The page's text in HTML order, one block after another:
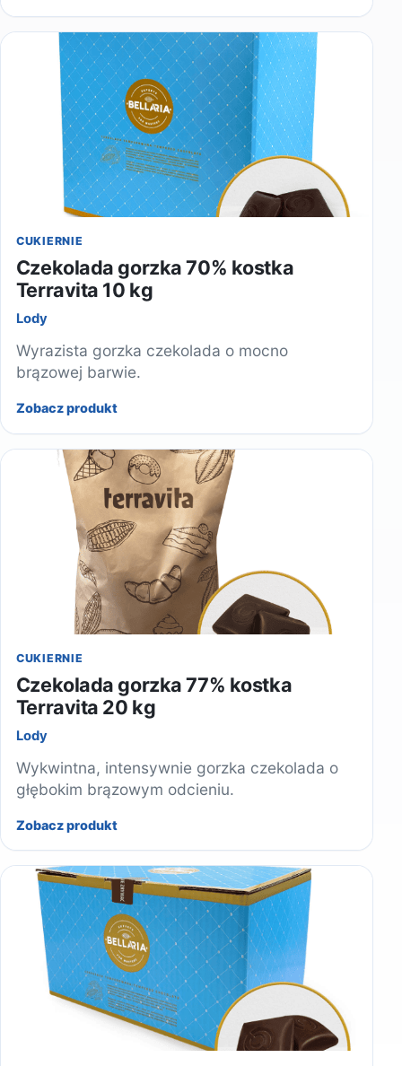
CUKIERNIE
Czekolada gorzka 70% kostka
Terravita 10 kg
Lody
Wyrazista gorzka czekolada o mocno
brązowej barwie.
Zobacz produkt
CUKIERNIE
Czekolada gorzka 77% kostka
Terravita 20 kg
Lody
Wykwintna, intensywnie gorzka czekolada o
głębokim brązowym odcieniu.
Zobacz produkt